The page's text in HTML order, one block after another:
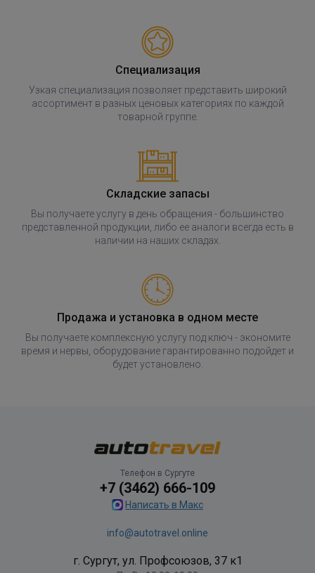
Специализация
Узкая специализация позволяет представить широкий
ассортимент в разных ценовых категориях по каждой
товарной группе.
Складские запасы
Вы получаете услугу в день обращения - большинство
представленной продукции, либо ее аналоги всегда есть в
наличии на наших складах.
Продажа и установка в одном месте
Вы получаете комплексную услугу под ключ - экономите
время и нервы, оборудование гарантированно подойдет и
будет установлено.
Телефон в Сургуте
+7 (3462) 666-109
Написать в Макс
info@autotravel.online
г. Сургут, ул. Профсоюзов, 37 к1